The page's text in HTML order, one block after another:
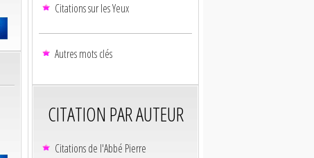
Citations sur les Yeux
Autres mots clés
CITATION PAR AUTEUR
Citations de l'Abbé Pierre